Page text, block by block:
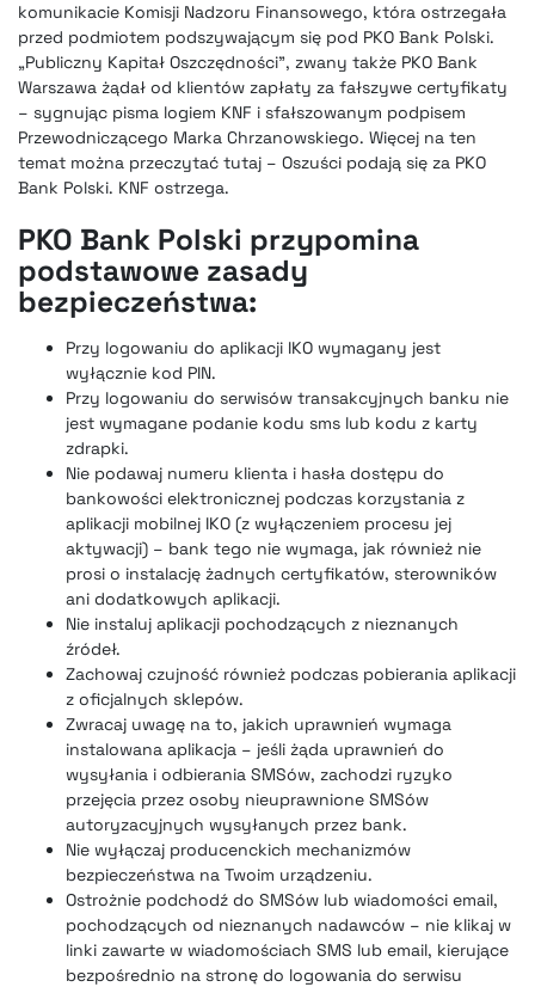
komunikacie Komisji Nadzoru Finansowego, która ostrzegała
przed podmiotem podszywającym się pod PKO Bank Polski.
„Publiczny Kapitał Oszczędności”, zwany także PKO Bank
Warszawa żądał od klientów zapłaty za fałszywe certyfikaty
– sygnując pisma logiem KNF i sfałszowanym podpisem
Przewodniczącego Marka Chrzanowskiego. Więcej na ten
temat można przeczytać tutaj – Oszuści podają się za PKO
Bank Polski. KNF ostrzega.
PKO Bank Polski przypomina
podstawowe zasady
bezpieczeństwa:
Przy logowaniu do aplikacji IKO wymagany jest
wyłącznie kod PIN.
Przy logowaniu do serwisów transakcyjnych banku nie
jest wymagane podanie kodu sms lub kodu z karty
zdrapki.
Nie podawaj numeru klienta i hasła dostępu do
bankowości elektronicznej podczas korzystania z
aplikacji mobilnej IKO (z wyłączeniem procesu jej
aktywacji) – bank tego nie wymaga, jak również nie
prosi o instalację żadnych certyfikatów, sterowników
ani dodatkowych aplikacji.
Nie instaluj aplikacji pochodzących z nieznanych
źródeł.
Zachowaj czujność również podczas pobierania aplikacji
z oficjalnych sklepów.
Zwracaj uwagę na to, jakich uprawnień wymaga
instalowana aplikacja – jeśli żąda uprawnień do
wysyłania i odbierania SMSów, zachodzi ryzyko
przejęcia przez osoby nieuprawnione SMSów
autoryzacyjnych wysyłanych przez bank.
Nie wyłączaj producenckich mechanizmów
bezpieczeństwa na Twoim urządzeniu.
Ostrożnie podchodź do SMSów lub wiadomości email,
pochodzących od nieznanych nadawców – nie klikaj w
linki zawarte w wiadomościach SMS lub email, kierujące
bezpośrednio na stronę do logowania do serwisu